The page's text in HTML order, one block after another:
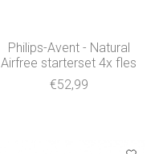
Philips-Avent - Natural
Airfree starterset 4x fles
€52,99